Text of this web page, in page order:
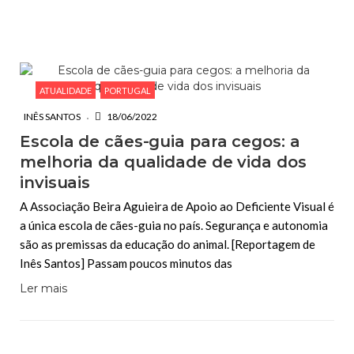
ATUALIDADE PORTUGAL
INÊS SANTOS 18/06/2022
Escola de cães-guia para cegos: a
melhoria da qualidade de vida dos
invisuais
A Associação Beira Aguieira de Apoio ao Deficiente Visual é
a única escola de cães-guia no país. Segurança e autonomia
são as premissas da educação do animal. [Reportagem de
Inês Santos] Passam poucos minutos das
Ler mais